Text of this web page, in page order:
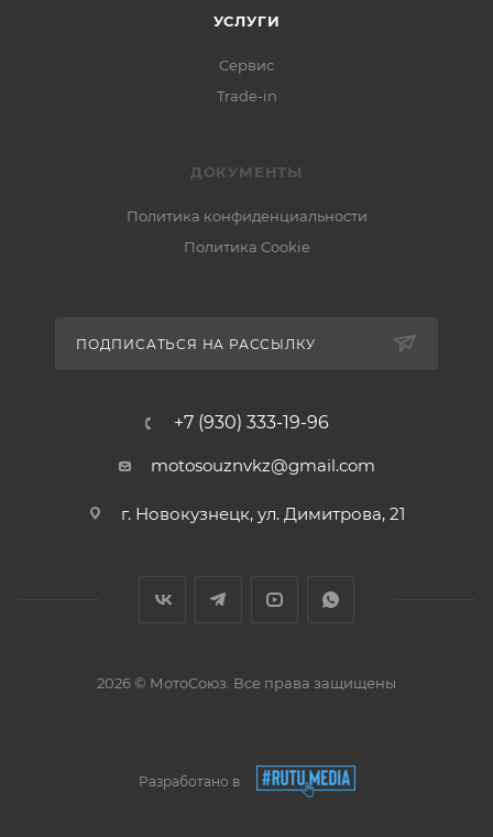
УСЛУГИ
Сервис
Trade-in
ДОКУМЕНТЫ
Политика конфиденциальности
Политика Cookie
ПОДПИСАТЬСЯ НА РАССЫЛКУ
+7 (930) 333-19-96
motosouznvkz@gmail.com
г. Новокузнецк, ул. Димитрова, 21
2026 © МотоСоюз. Все права защищены
Разработано в